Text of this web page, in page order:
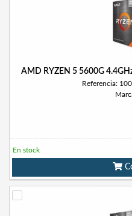
AMD RYZEN 5 5600G
Referencia:
En stock